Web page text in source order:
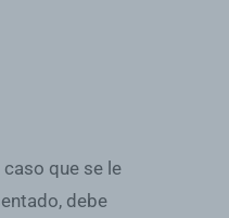
que se le
debe